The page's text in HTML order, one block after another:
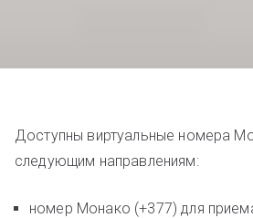
Доступны виртуальные номера
следующим направлениям:
номер Монако (+377) для